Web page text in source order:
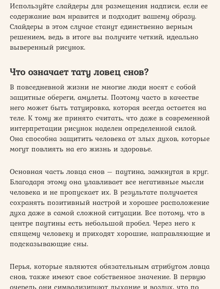
Используйте слайдеры для размещения надписи, если ее
содержание вам нравится и подходит вашему образу.
Слайдеры в этом случае станут единственно верным
решением, ведь в итоге вы получите четкий, идеально
выверенный рисунок.
Что означает тату ловец снов?
В повседневной жизни не многие люди носят с собой
защитные обереги, амулеты. Поэтому часто в качестве
него может быть татуировка, которая всегда остается на
теле. К тому же принято считать, что даже в современной
интерпретации рисунок наделен определенной силой.
Она способна защитить человека от злых духов, которые
могут повлиять на его жизнь и здоровье.
Основная часть ловца снов – паутина, замкнутая в круг.
Благодаря этому она улавливает все негативные мысли
человека и не пропускает их. В результате получается
сохранять позитивный настрой и хорошее расположение
духа даже в самой сложной ситуации. Все потому, что в
центре паутины есть небольшой пробел. Через него к
спящему человеку и приходят хорошие, направляющие и
подсказывающие сны.
Перья, которые являются обязательным атрибутом ловца
снов, также имеют свое собственное значение. В первую